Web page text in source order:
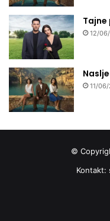
12/
11/
©
Kontakt: